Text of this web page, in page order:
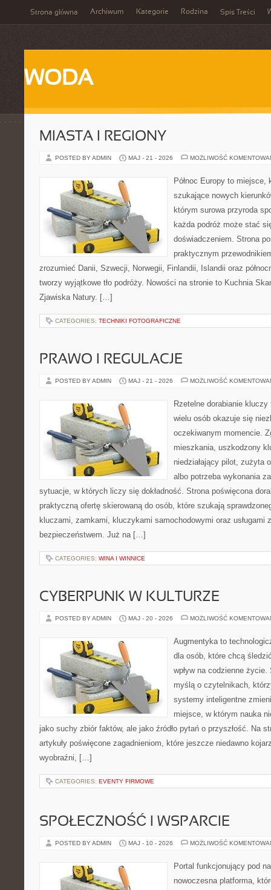
Strona główna Archiwum Kategorie Rodzina Spis Treści
WODA
MIASTA I REGIONY
POSTED BY ADMIN MAJ - 21 - 2026 MOŻLIWOŚĆ
Północ Europy to
szukające nowych
którym surowa przyroda
każda podróż może stać
doświadczeniem. Strona
praktycznym
zrozumieć Danii, Szwecji, Norwegii, Finlandii, Islandii oraz
tworzy wyjątkowe tło podróży. Nowości na stronie to Kuchnia
Zjawiska Natury. […]
CATEGORIES: TECHNIKI FOTOGRAFICZNE
PRAWO I REGULACJE
POSTED BY ADMIN MAJ - 21 - 2026 MOŻLIWOŚĆ
Rzetelne dorabianie
wielu osób okazuje się
oczekiwanym momencie.
mieszkania, uszkodzony
niedziałający pilot, zużyta
albo potrzeba wykonania
sytuacje, w których liczy się dokładność. Strona poświęcona
praktyczną ofertę skierowaną do osób, które szukają
kluczami, zamkami, kluczykami samochodowymi oraz usługami
bezpieczeństwem. Już na […]
CATEGORIES: WINA I WINNICE
CYBERPUNK W KULTURZE
POSTED BY ADMIN MAJ - 20 - 2026 MOŻLIWOŚĆ
Augmentyka to
dla osób, które chcą
wpływ na codzienne
myślą o czytelnikach,
systemy inteligentne
miejsce, w którym nauka
jako suchy zbiór faktów, ale jako źródło pytań o przyszłość. Na
artykuły poświęcone zagadnieniom, które jeszcze niedawno
wyobraźni, […]
CATEGORIES: EVENTY FIRMOWE
SPOŁECZNOŚĆ I WSPARCIE
POSTED BY ADMIN MAJ - 10 - 2026 MOŻLIWOŚĆ
Portal funkcjonujący pod
nowoczesna platforma,